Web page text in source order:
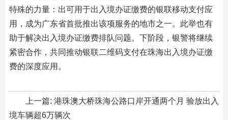
特殊的力量：出可用于出入境办证缴费的银联移动支付应
用，成为广东省首批推出该项服务的地市之一。此举也有
助于解决出入境办证缴费排队问题。下阶段，银警将继续
紧密合作，共同推动银联二维码支付在珠海出入境办证缴
费的深度应用。
上一篇: 港珠澳大桥珠海公路口岸开通两个月 验放出入
境车辆超6万辆次